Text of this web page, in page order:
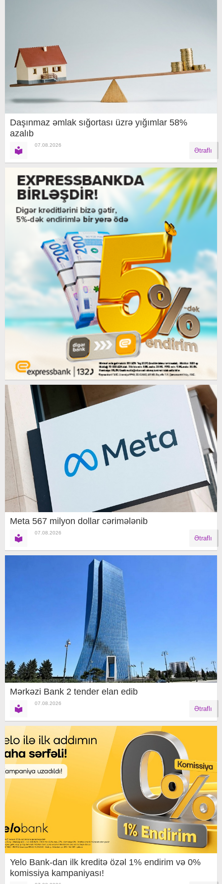
Daşınmaz əmlak sığortası üzrə yığımlar 58%
azalıb
07.08.2026
Ətraflı
Meta 567 milyon dollar cərimələnib
07.08.2026
Ətraflı
Mərkəzi Bank 2 tender elan edib
07.08.2026
Ətraflı
Yelo Bank-dan ilk kreditə özəl 1% endirim və 0%
komissiya kampaniyası!